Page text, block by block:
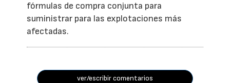
fórmulas de compra conjunta para
suministrar para las explotaciones más
afectadas.
ver/escribir comentarios